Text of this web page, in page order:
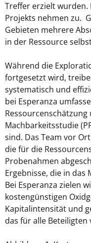
Treffer erzielt wurden.
Projekts nehmen zu.
Gebieten mehrere
in der Ressource
Während die
fortgesetzt wird,
systematisch und
bei Esperanza
Machbarkeitsstudie
sind. Das Team vor
die für die
Probenahmen
Ergebnisse, die in das
Bei Esperanza zielen
kostengünstigen
Kapitalintensität und
das für alle